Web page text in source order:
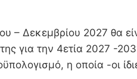
Δεκεμβρίου 2027 θα
για την 4ετία 2027 -
η οποία -οι